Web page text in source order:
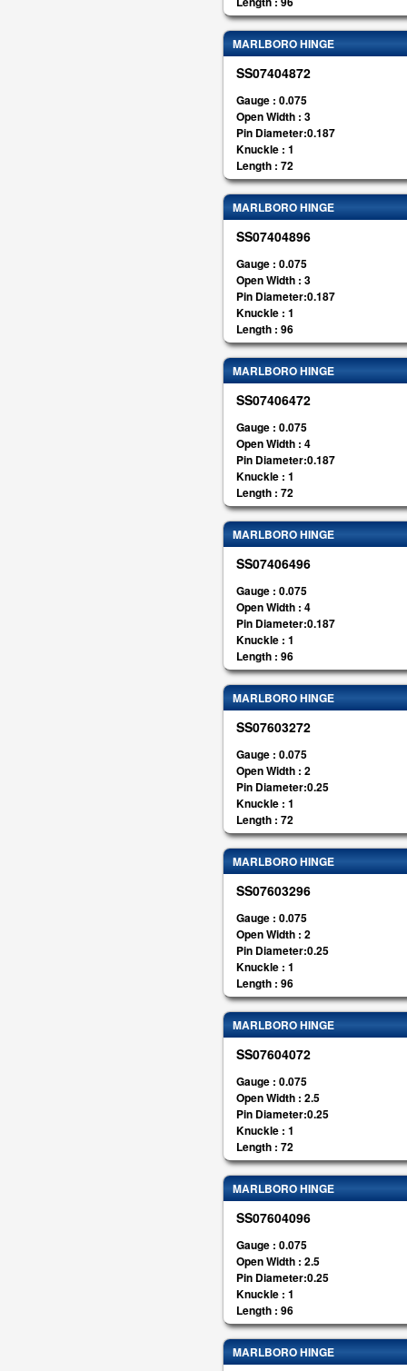
MARLBORO HINGE
SS07404872
Gauge : 0.075
Open Width : 3
Pin Diameter:0.187
Knuckle : 1
Length : 72
MARLBORO HINGE
SS07404896
Gauge : 0.075
Open Width : 3
Pin Diameter:0.187
Knuckle : 1
Length : 96
MARLBORO HINGE
SS07406472
Gauge : 0.075
Open Width : 4
Pin Diameter:0.187
Knuckle : 1
Length : 72
MARLBORO HINGE
SS07406496
Gauge : 0.075
Open Width : 4
Pin Diameter:0.187
Knuckle : 1
Length : 96
MARLBORO HINGE
SS07603272
Gauge : 0.075
Open Width : 2
Pin Diameter:0.25
Knuckle : 1
Length : 72
MARLBORO HINGE
SS07603296
Gauge : 0.075
Open Width : 2
Pin Diameter:0.25
Knuckle : 1
Length : 96
MARLBORO HINGE
SS07604072
Gauge : 0.075
Open Width : 2.5
Pin Diameter:0.25
Knuckle : 1
Length : 72
MARLBORO HINGE
SS07604096
Gauge : 0.075
Open Width : 2.5
Pin Diameter:0.25
Knuckle : 1
Length : 96
MARLBORO HINGE